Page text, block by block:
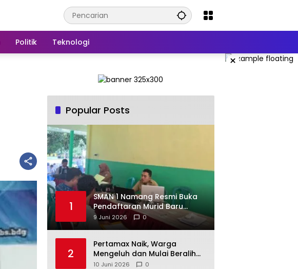
Politik Teknologi
×
Popular Posts
1
SMAN 1 Namang Resmi Buka
Pendaftaran Murid Baru
2026/2027
9 Juni 2026 0
2
‎Pertamax Naik, Warga
Mengeluh dan Mulai Beralih
ke Pertalite Meski Harus Antre
10 Juni 2026 0